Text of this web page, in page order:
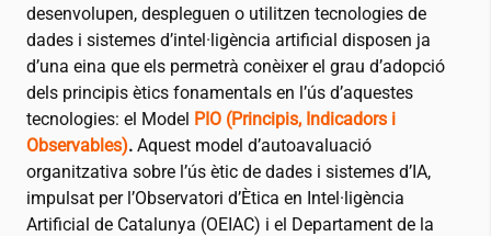
desenvolupen, despleguen o utilitzen tecnologies de
dades i sistemes d’intel·ligència artificial disposen ja
d’una eina que els permetrà conèixer el grau d’adopció
dels principis ètics fonamentals en l’ús d’aquestes
tecnologies: el Model PIO (Principis, Indicadors i
Observables). Aquest model d’autoavaluació
organitzativa sobre l’ús ètic de dades i sistemes d’IA,
impulsat per l’Observatori d’Ètica en Intel·ligència
Artificial de Catalunya (OEIAC) i el Departament de la